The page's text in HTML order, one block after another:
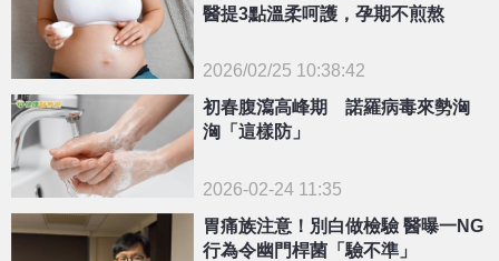
{PLAYICON}
醫提3點溫柔呵護，孕期不煎熬
2026/02/25 10:38:42
初春腹瀉高峰期 諾羅病毒來勢洶
洶「這樣防」
2026-02-24 11:35
胃痛族注意！別白做檢驗 醫曝一NG
行為令幽門桿菌「驗不準」